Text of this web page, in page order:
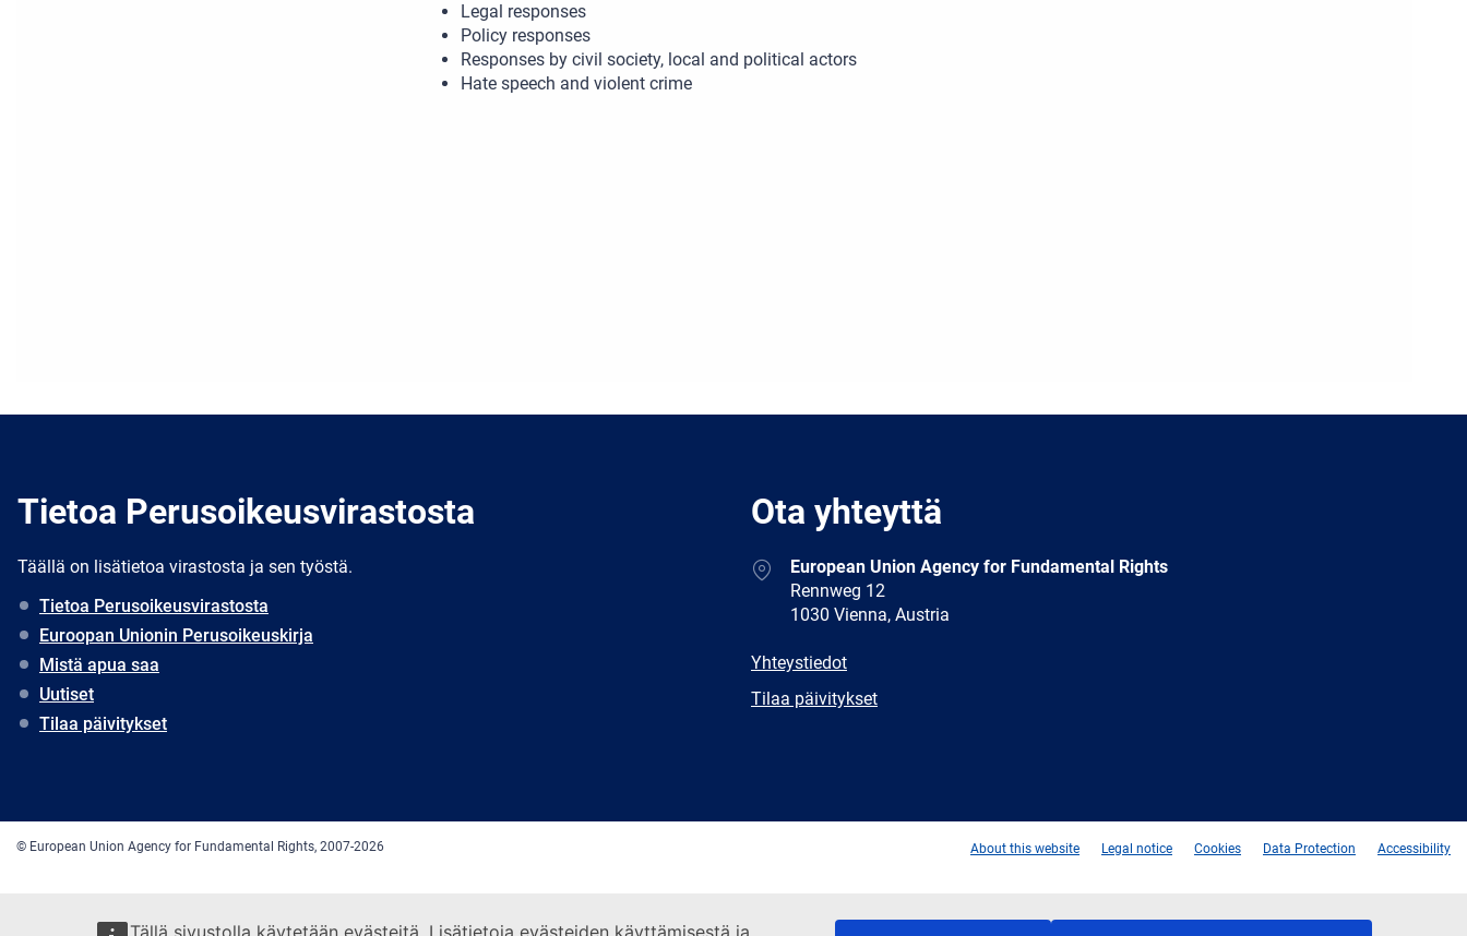
Tällä sivustolla käytetään evästeitä. Lisätietoja evästeiden käyttämisestä ja
Legal responses
Policy responses
Responses by civil society, local and political actors
Hate speech and violent crime
Tietoa Perusoikeusvirastosta
Täällä on lisätietoa virastosta ja sen työstä.
Tietoa Perusoikeusvirastosta
Euroopan Unionin Perusoikeuskirja
Mistä apua saa
Uutiset
Tilaa päivitykset
Ota yhteyttä
AddressEuropean Union Agency for Fundamental Rights
Rennweg 12
1030 Vienna, Austria
E-
Yhteystiedot
Newsletter
Tilaa päivitykset
© European Union Agency for Fundamental Rights, 2007-2026 About this website Legal notice Cookies Data Protection Accessibility